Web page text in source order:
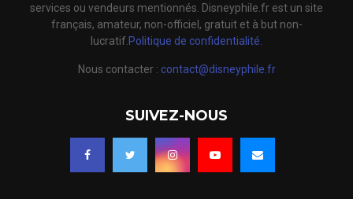
services ou vendeurs mentionnés. Disneyphile.fr est un site
français, amateur, non-officiel, gratuit et à but non-
lucratif. Politique de confidentialité.
Nous contacter : contact@disneyphile.fr
SUIVEZ-NOUS